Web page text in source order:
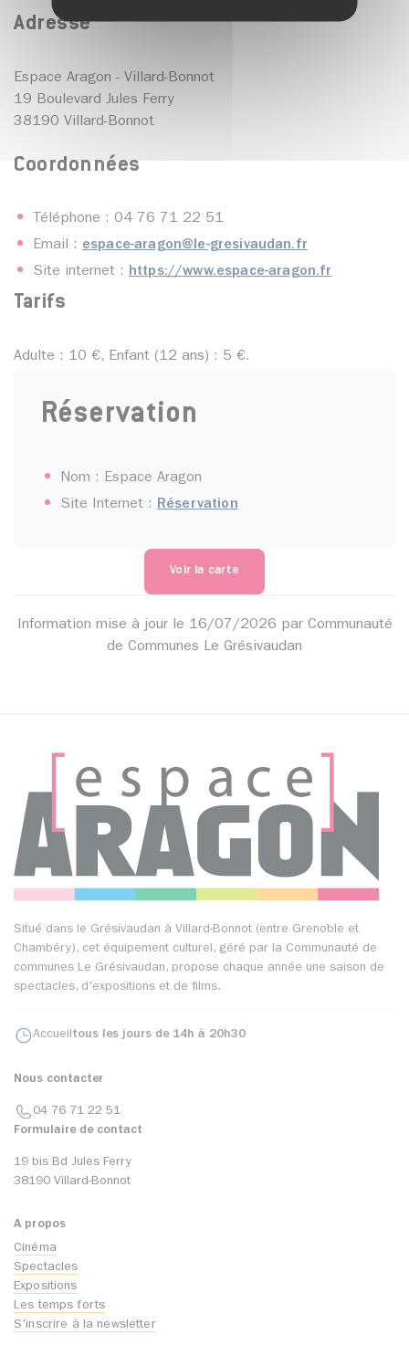
Adresse
Espace Aragon - Villard-Bonnot
19 Boulevard Jules Ferry
38190 Villard-Bonnot
Coordonnées
Téléphone : 04 76 71 22 51
Email : espace-aragon@le-gresivaudan.fr
Site internet : https://www.espace-aragon.fr
Tarifs
Adulte : 10 €, Enfant (12 ans) : 5 €.
Réservation
Nom : Espace Aragon
Site Internet : Réservation
Voir la carte
Information mise à jour le 16/07/2026 par Communauté
de Communes Le Grésivaudan
Situé dans le Grésivaudan à Villard-Bonnot (entre Grenoble et
Chambéry), cet équipement culturel, géré par la Communauté de
communes Le Grésivaudan, propose chaque année une saison de
spectacles, d'expositions et de films.
Accueiltous les jours de 14h à 20h30
Nous contacter
04 76 71 22 51
Formulaire de contact
19 bis Bd Jules Ferry
38190 Villard-Bonnot
A propos
Cinéma
Spectacles
Expositions
Les temps forts
S'inscrire à la newsletter